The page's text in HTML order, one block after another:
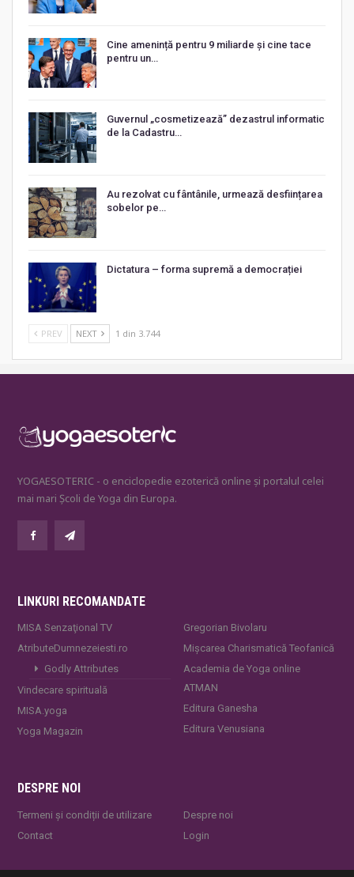
Cine amenință pentru 9 miliarde și cine tace
pentru un…
Guvernul „cosmetizează” dezastrul informatic
de la Cadastru…
Au rezolvat cu fântânile, urmează desființarea
sobelor pe…
Dictatura – forma supremă a democrației
PREV NEXT 1 din 3.744
YOGAESOTERIC - o enciclopedie ezoterică online și portalul celei
mai mari Școli de Yoga din Europa.
LINKURI RECOMANDATE
MISA Senzaţional TV
AtributeDumnezeiesti.ro
Godly Attributes
Vindecare spirituală
MISA.yoga
Yoga Magazin
Gregorian Bivolaru
Mișcarea Charismatică Teofanică
Academia de Yoga online
ATMAN
Editura Ganesha
Editura Venusiana
DESPRE NOI
Termeni și condiții de utilizare
Contact
Despre noi
Login